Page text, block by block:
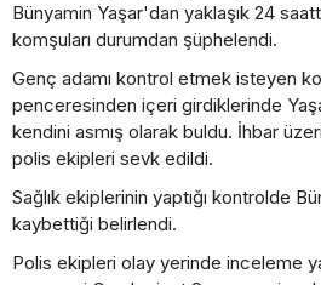
Bünyamin Yaşar'dan yaklaşık 24
komşuları durumdan şüphelendi.
Genç adamı kontrol etmek isteyen
penceresinden içeri girdiklerinde
kendini asmış olarak buldu. İhbar
polis ekipleri sevk edildi.
Sağlık ekiplerinin yaptığı kontrolde
kaybettiği belirlendi.
Polis ekipleri olay yerinde inceleme